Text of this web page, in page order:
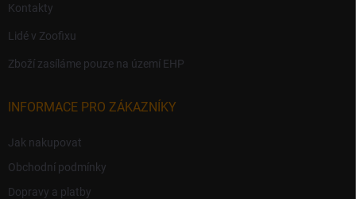
Kontakty
Lidé v Zoofixu
Zboží zasíláme pouze na území EHP
INFORMACE PRO ZÁKAZNÍKY
Jak nakupovat
Obchodní podmínky
Dopravy a platby